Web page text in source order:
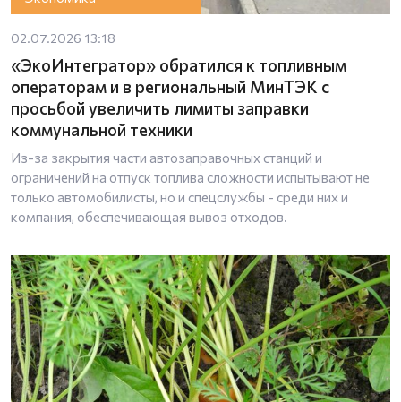
02.07.2026 13:18
«ЭкоИнтегратор» обратился к топливным
операторам и в региональный МинТЭК с
просьбой увеличить лимиты заправки
коммунальной техники
Из-за закрытия части автозаправочных станций и
ограничений на отпуск топлива сложности испытывают не
только автомобилисты, но и спецслужбы - среди них и
компания, обеспечивающая вывоз отходов.